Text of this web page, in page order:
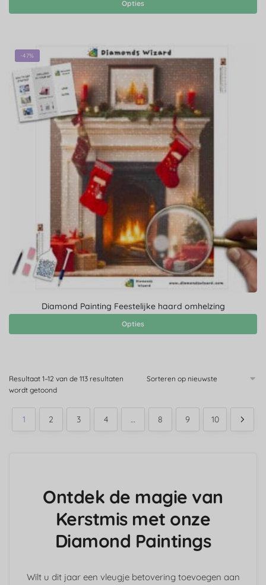
Opties
-47%
Diamond Painting Feestelijke haard omhelzing
Opties
Resultaat 1–12 van de 113 resultaten
wordt getoond
1 2 3 4 … 8 9 10
Ontdek de magie van
Kerstmis met onze
Diamond Paintings
Wilt u dit jaar een vleugje betovering toevoegen aan